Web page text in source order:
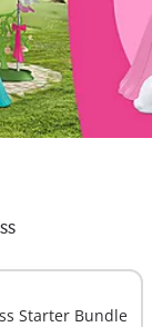
Starter Bundle